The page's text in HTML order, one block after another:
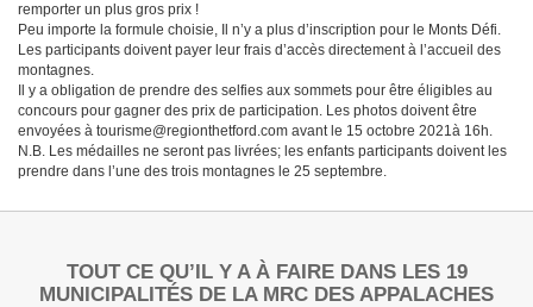
remporter un plus gros prix !
Peu importe la formule choisie, Il n’y a plus d’inscription pour le Monts Défi.
Les participants doivent payer leur frais d’accès directement à l’accueil des
montagnes.
Il y a obligation de prendre des selfies aux sommets pour être éligibles au
concours pour gagner des prix de participation. Les photos doivent être
envoyées à tourisme@regionthetford.com avant le 15 octobre 2021à 16h.
​N.B. Les médailles ne seront pas livrées; les enfants participants doivent les
prendre dans l’une des trois montagnes le 25 septembre.
TOUT CE QU’IL Y A À FAIRE DANS LES 19
MUNICIPALITÉS DE LA MRC DES APPALACHES